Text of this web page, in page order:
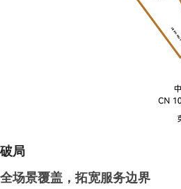
破局
全场景覆盖，拓宽服务边界